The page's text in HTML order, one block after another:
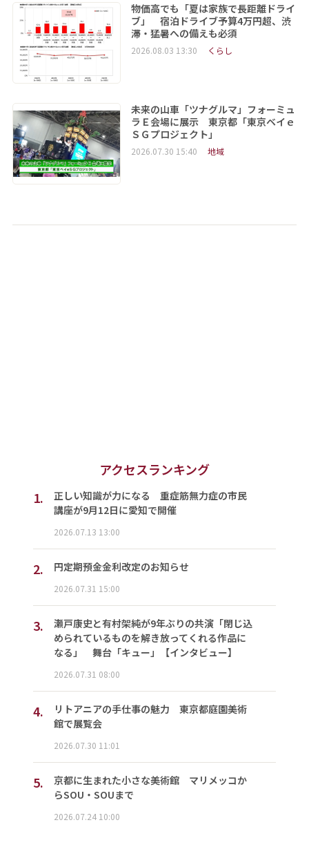
物価高でも「夏は家族で長距離ドライ
ブ」 宿泊ドライブ予算4万円超、渋
滞・猛暑への備えも必須
2026.08.03 13:30 くらし
未来の山車「ツナグルマ」フォーミュ
ラＥ会場に展示 東京都「東京ベイｅ
ＳＧプロジェクト」
2026.07.30 15:40 地域
アクセスランキング
1.
正しい知識が力になる 重症筋無力症の市民
講座が9月12日に愛知で開催
2026.07.13 13:00
2. 円定期預金金利改定のお知らせ
2026.07.31 15:00
3.
瀬戸康史と有村架純が9年ぶりの共演「閉じ込
められているものを解き放ってくれる作品に
なる」 舞台「キュー」【インタビュー】
2026.07.31 08:00
4.
リトアニアの手仕事の魅力 東京都庭園美術
館で展覧会
2026.07.30 11:01
5.
京都に生まれた小さな美術館 マリメッコか
らSOU・SOUまで
2026.07.24 10:00